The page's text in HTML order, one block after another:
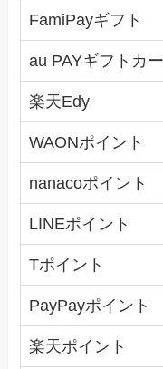
FamiPayギフト
au PAYギフトカ
楽天Edy
WAONポイント
nanacoポイント
LINEポイント
Tポイント
PayPayポイント
楽天ポイント